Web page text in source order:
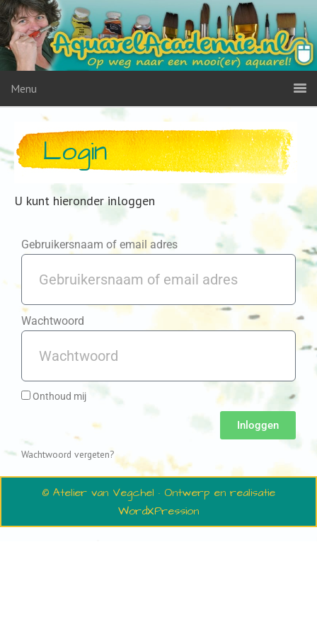
Menu
Login
U kunt hieronder inloggen
Gebruikersnaam of email adres
Wachtwoord
Onthoud mij
Inloggen
Wachtwoord vergeten?
© Atelier van Vegchel · Ontwerp en realisatie
WordXPression